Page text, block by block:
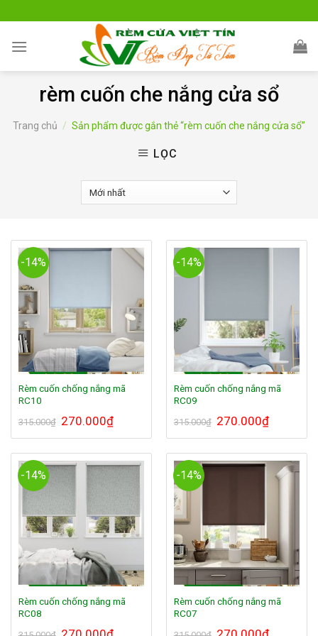
to
content
rèm cuốn che nắng cửa sổ
Trang chủ / Sản phẩm được gắn thẻ “rèm cuốn che nắng cửa sổ”
LỌC
-14%
Rèm cuốn chống nắng mã
RC10
315.000₫ Giá
gốc
là:
270.000₫Giá
hiện
tại
270.000₫.
-14%
Rèm cuốn chống nắng mã
RC09
315.000₫ Giá
gốc
là:
270.000₫Giá
hiện
tại
270.000₫.
-14%
Rèm cuốn chống nắng mã
RC08
Giá
Giá
-14%
Rèm cuốn chống nắng mã
RC07
Giá
Giá